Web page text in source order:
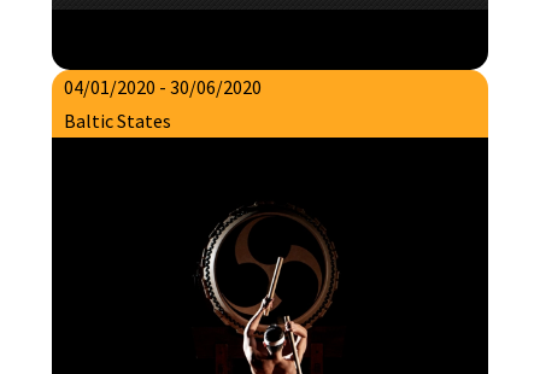
04/01/2020 - 30/06/2020
Baltic States